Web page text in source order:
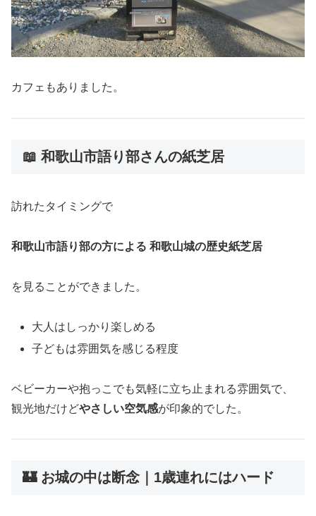
カフェもありました。
📖 和歌山市語り部さんの紙芝居
訪れたタイミングで
和歌山市語り部の方による 和歌山城の歴史紙芝居
を見ることができました。
大人はしっかり楽しめる
子どもは雰囲気を感じる程度
ベビーカーや抱っこでも気軽に立ち止まれる雰囲気で、
観光地だけどやさしい空気感が印象的でした。
🏰 お城の中は断念｜1歳連れにはハード